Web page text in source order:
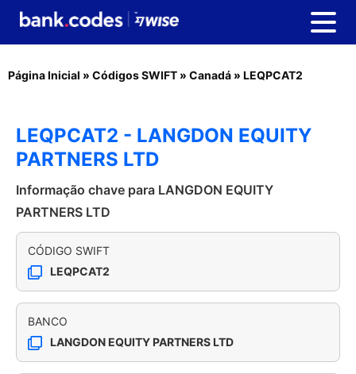
Página Inicial » Códigos SWIFT » Canadá » LEQPCAT2
LEQPCAT2 - LANGDON EQUITY
PARTNERS LTD
Informação chave para LANGDON EQUITY
PARTNERS LTD
CÓDIGO SWIFT
LEQPCAT2
BANCO
LANGDON EQUITY PARTNERS LTD